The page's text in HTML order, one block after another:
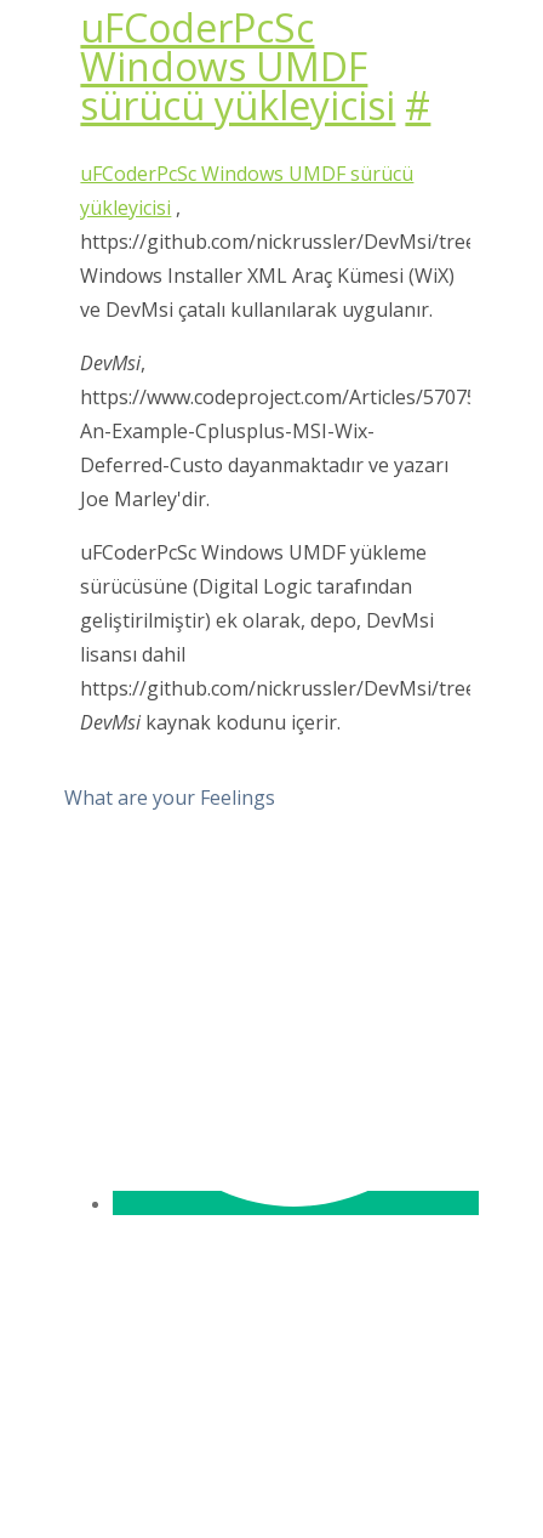
uFCoderPcSc
Windows UMDF
sürücü yükleyicisi #
uFCoderPcSc Windows UMDF sürücü
yükleyicisi ,
https://github.com/nickrussler/DevMsi/tree/
Windows Installer XML Araç Kümesi (WiX)
ve DevMsi çatalı kullanılarak uygulanır.
DevMsi,
https://www.codeproject.com/Articles/570751/
An-Example-Cplusplus-MSI-Wix-
Deferred-Custo dayanmaktadır ve yazarı
Joe Marley'dir.
uFCoderPcSc Windows UMDF yükleme
sürücüsüne (Digital Logic tarafından
geliştirilmiştir) ek olarak, depo, DevMsi
lisansı dahil
https://github.com/nickrussler/DevMsi/tree/
DevMsikaynak kodunu içerir.
What are your Feelings